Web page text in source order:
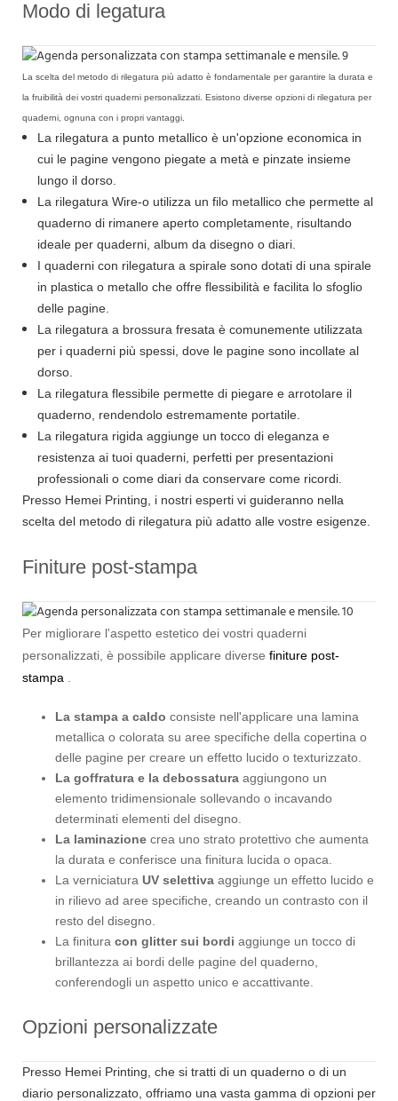
Modo di legatura
La scelta del metodo di rilegatura più adatto è fondamentale per garantire la durata e
la fruibilità dei vostri quaderni personalizzati. Esistono diverse opzioni di rilegatura per
quaderni, ognuna con i propri vantaggi.
La rilegatura a punto metallico è un'opzione economica in
cui le pagine vengono piegate a metà e pinzate insieme
lungo il dorso.
La rilegatura Wire-o utilizza un filo metallico che permette al
quaderno di rimanere aperto completamente, risultando
ideale per quaderni, album da disegno o diari.
I quaderni con rilegatura a spirale sono dotati di una spirale
in plastica o metallo che offre flessibilità e facilita lo sfoglio
delle pagine.
La rilegatura a brossura fresata è comunemente utilizzata
per i quaderni più spessi, dove le pagine sono incollate al
dorso.
La rilegatura flessibile permette di piegare e arrotolare il
quaderno, rendendolo estremamente portatile.
La rilegatura rigida aggiunge un tocco di eleganza e
resistenza ai tuoi quaderni, perfetti per presentazioni
professionali o come diari da conservare come ricordi.
Presso Hemei Printing, i nostri esperti vi guideranno nella
scelta del metodo di rilegatura più adatto alle vostre esigenze.
Finiture post-stampa
Per migliorare l'aspetto estetico dei vostri quaderni
personalizzati, è possibile applicare diverse finiture post-
stampa
La stampa a caldo consiste nell'applicare una lamina
metallica o colorata su aree specifiche della copertina o
delle pagine per creare un effetto lucido o texturizzato.
La goffratura e la debossaturaaggiungono un
elemento tridimensionale sollevando o incavando
determinati elementi del disegno.
La laminazionecrea uno strato protettivo che aumenta
la durata e conferisce una finitura lucida o opaca.
La verniciatura UV selettivaaggiunge un effetto lucido e
in rilievo ad aree specifiche, creando un contrasto con il
resto del disegno.
La finitura con glitter sui bordi aggiunge un tocco di
brillantezza ai bordi delle pagine del quaderno,
conferendogli un aspetto unico e accattivante.
Opzioni personalizzate
Presso Hemei Printing, che si tratti di un quaderno o di un
diario personalizzato, offriamo una vasta gamma di opzioni per